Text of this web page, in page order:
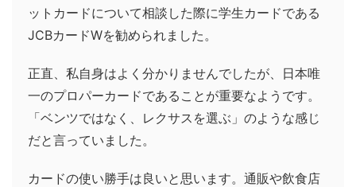
ットカードについて相談した際に学生カードである
JCBカードWを勧められました。
正直、私自身はよく分かりませんでしたが、日本唯
一のプロパーカードであることが重要なようです。
「ベンツではなく、レクサスを選ぶ」のような感じ
だと言っていました。
カードの使い勝手は良いと思います。通販や飲食店